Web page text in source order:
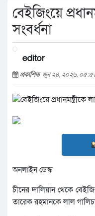
বেইজিংয়ে
সংবর্ধনা
editor
প্রকাশিত জুন ২৪, ২০২৬,
অনলাইন ডেস্ক
চীনের দালিয়ান থেকে
তারেক রহমানকে লাল